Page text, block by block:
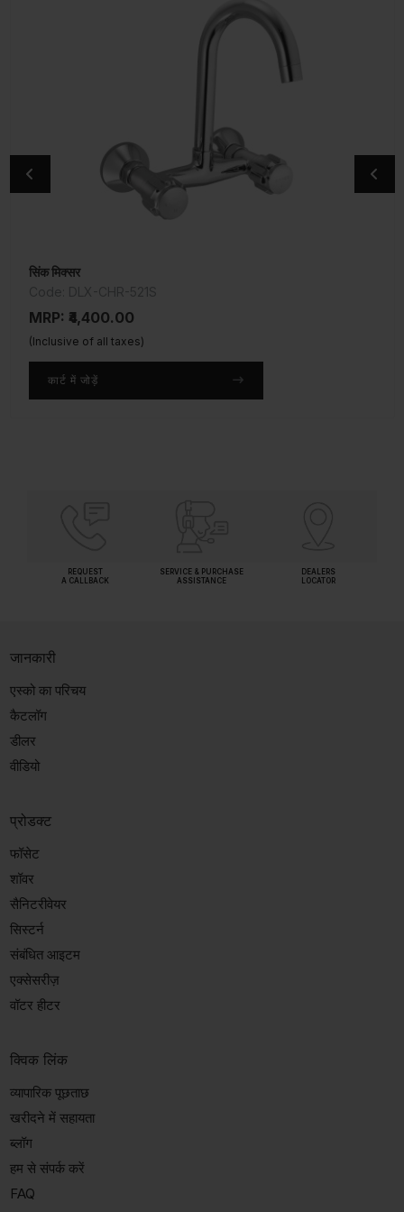
सिंक मिक्सर
MRP: ₹4,400.00
(Inclusive of all taxes)
कार्ट में जोड़ें
2-वे एंगल वाल्व
MRP: ₹1,975.00
(Inclusive of all taxes)
कार्ट में जोड़ें
REQUEST
A CALLBACK
SERVICE & PURCHASE
ASSISTANCE
DEALERS
LOCATOR
जानकारी
एस्को का परिचय
कैटलॉग
डीलर
वीडियो
प्रोडक्ट
फॉसेट
शॉवर
सैनिटरीवेयर
सिस्टर्न
संबंधित आइटम
एक्सेसरीज़
वॉटर हीटर
क्विक लिंक
व्यापारिक पूछताछ
खरीदने में सहायता
ब्लॉग
हम से संपर्क करें
FAQ